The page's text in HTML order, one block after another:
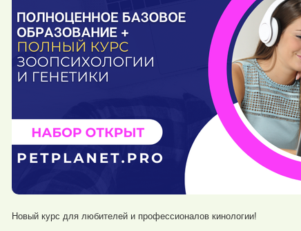
Новый курс для любителей и профессионалов кинологии!